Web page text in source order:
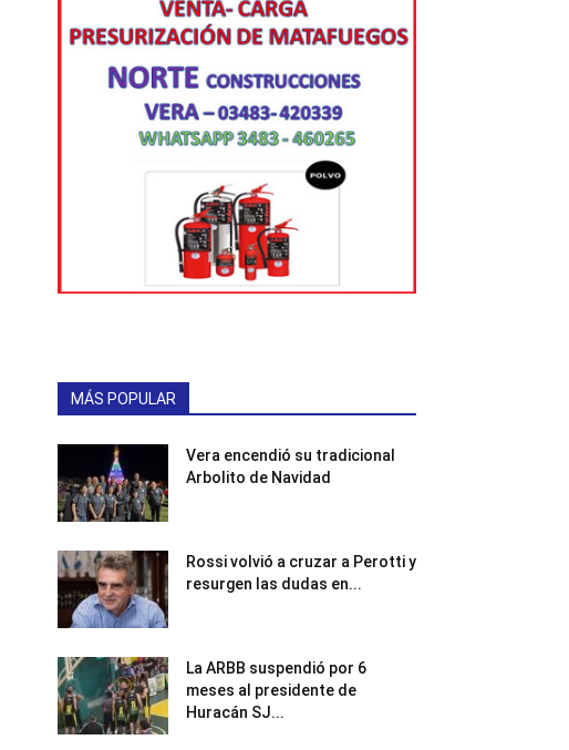
MÁS POPULAR
Vera encendió su tradicional
Arbolito de Navidad
Rossi volvió a cruzar a Perotti y
resurgen las dudas en...
La ARBB suspendió por 6
meses al presidente de
Huracán SJ...